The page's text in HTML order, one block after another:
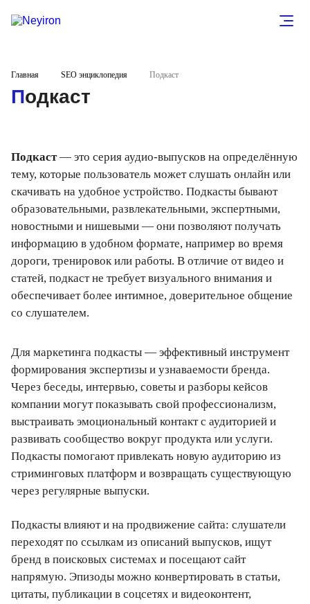
Главная SEO энциклопедия Подкаст
Подкаст
Подкаст— это серия аудио-выпусков на определённую
тему, которые пользователь может слушать онлайн или
скачивать на удобное устройство. Подкасты бывают
образовательными, развлекательными, экспертными,
новостными и нишевыми — они позволяют получать
информацию в удобном формате, например во время
дороги, тренировок или работы. В отличие от видео и
статей, подкаст не требует визуального внимания и
обеспечивает более интимное, доверительное общение
со слушателем.
Для маркетинга подкасты — эффективный инструмент
формирования экспертизы и узнаваемости бренда.
Через беседы, интервью, советы и разборы кейсов
компании могут показывать свой профессионализм,
выстраивать эмоциональный контакт с аудиторией и
развивать сообщество вокруг продукта или услуги.
Подкасты помогают привлекать новую аудиторию из
стриминговых платформ и возвращать существующую
через регулярные выпуски.
Подкасты влияют и на продвижение сайта: слушатели
переходят по ссылкам из описаний выпусков, ищут
бренд в поисковых системах и посещают сайт
напрямую. Эпизоды можно конвертировать в статьи,
цитаты, публикации в соцсетях и видеоконтент,